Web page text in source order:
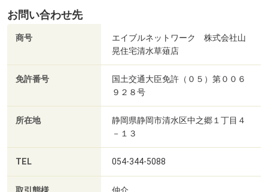
お問い合わせ先
商号
エイブルネットワーク 株式会社山
晃住宅清水草薙店
免許番号
国土交通大臣免許（０５）第００６
９２８号
所在地
静岡県静岡市清水区中之郷１丁目４
－１３
TEL 054-344-5088